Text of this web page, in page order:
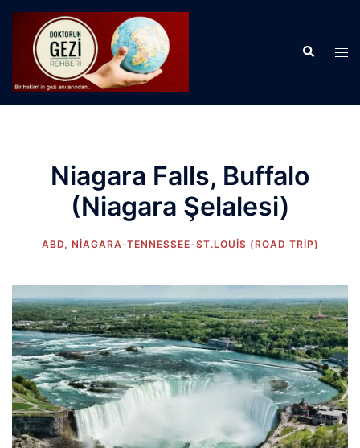
İçeriğe
Search
Niagara Falls, Buffalo
(Niagara Şelalesi)
ABD, NIAGARA-TENNESSEE-ST.LOUIS (ROAD TRIP)